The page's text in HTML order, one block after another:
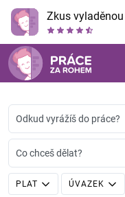
Zkus
Odkud vyrážíš do práce?
Co chceš dělat?
PLAT ÚVAZEK